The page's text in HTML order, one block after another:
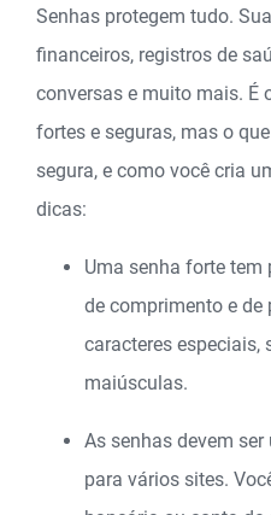
Senhas protegem tudo.
financeiros, registros de
conversas e muito mais. É
fortes e seguras, mas o
segura, e como você cria
dicas:
Uma senha forte tem
de comprimento e de
caracteres
maiúsculas.
As senhas devem
para vários sites.